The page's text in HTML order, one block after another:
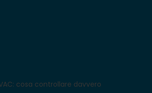
cosa controllare davvero